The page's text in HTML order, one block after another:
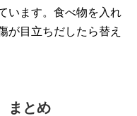
います。食べ物を入れ
が目立ちだしたら替え
まとめ